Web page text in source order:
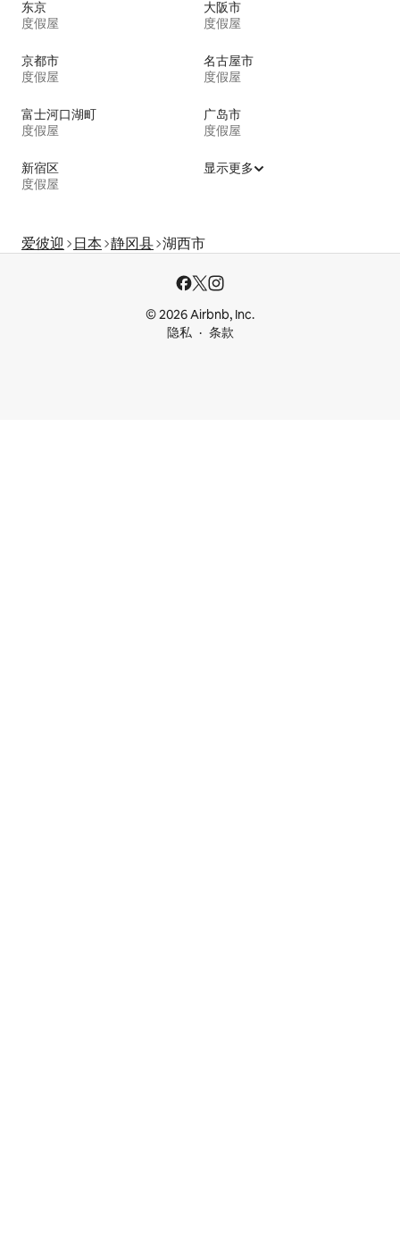
东京
度假屋
大阪市
度假屋
京都市
度假屋
名古屋市
度假屋
富士河口湖町
度假屋
广岛市
度假屋
新宿区
度假屋
显示更多
爱彼迎 日本 静冈县 湖西市
© 2026 Airbnb, Inc.
隐私
条款